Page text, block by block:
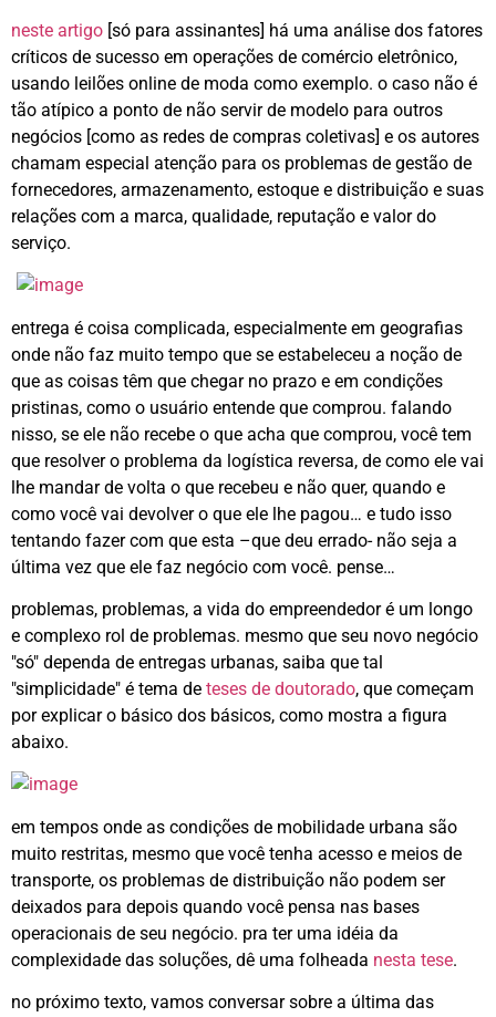
neste artigo [só para assinantes] há uma análise dos fatores
críticos de sucesso em operações de comércio eletrônico,
usando leilões online de moda como exemplo. o caso não é
tão atípico a ponto de não servir de modelo para outros
negócios [como as redes de compras coletivas] e os autores
chamam especial atenção para os problemas de gestão de
fornecedores, armazenamento, estoque e distribuição e suas
relações com a marca, qualidade, reputação e valor do
serviço.
entrega é coisa complicada, especialmente em geografias
onde não faz muito tempo que se estabeleceu a noção de
que as coisas têm que chegar no prazo e em condições
pristinas, como o usuário entende que comprou. falando
nisso, se ele não recebe o que acha que comprou, você tem
que resolver o problema da logística reversa, de como ele vai
lhe mandar de volta o que recebeu e não quer, quando e
como você vai devolver o que ele lhe pagou… e tudo isso
tentando fazer com que esta –que deu errado- não seja a
última vez que ele faz negócio com você. pense…
problemas, problemas, a vida do empreendedor é um longo
e complexo rol de problemas. mesmo que seu novo negócio
"só" dependa de entregas urbanas, saiba que tal
"simplicidade" é tema de teses de doutorado, que começam
por explicar o básico dos básicos, como mostra a figura
abaixo.
em tempos onde as condições de mobilidade urbana são
muito restritas, mesmo que você tenha acesso e meios de
transporte, os problemas de distribuição não podem ser
deixados para depois quando você pensa nas bases
operacionais de seu negócio. pra ter uma idéia da
complexidade das soluções, dê uma folheada nesta tese.
no próximo texto, vamos conversar sobre a última das